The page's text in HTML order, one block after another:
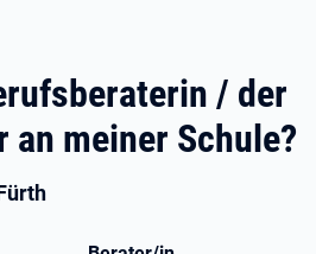
/ der
an meiner Schule?